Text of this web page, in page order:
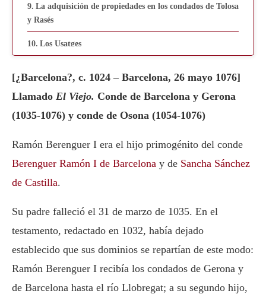
La adquisición de propiedades en los condados de Tolosa
y Rasés
Los Usatges
Últimos años del gobierno de Ramón Berenguer I
Matrimonios y descendencia
Bibliografía
[¿Barcelona?, c. 1024 – Barcelona, 26 mayo 1076]
Llamado El Viejo. Conde de Barcelona y Gerona
(1035-1076) y conde de Osona (1054-1076)
Ramón Berenguer I era el hijo primogénito del conde
Berenguer Ramón I de Barcelona y de Sancha Sánchez
de Castilla.
Su padre falleció el 31 de marzo de 1035. En el
testamento, redactado en 1032, había dejado
establecido que sus dominios se repartían de este modo:
Ramón Berenguer I recibía los condados de Gerona y
de Barcelona hasta el río Llobregat; a su segundo hijo,